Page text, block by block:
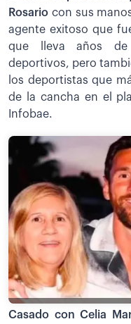
Rosario con sus
agente exitoso que
que lleva años de
deportivos, pero
los deportistas que
de la cancha en el
Infobae.
Casado con Celia